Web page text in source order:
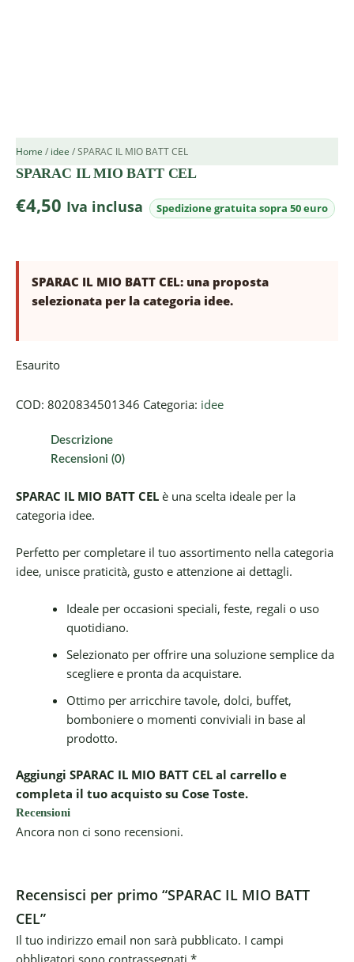
Home / idee / SPARAC IL MIO BATT CEL
SPARAC IL MIO BATT CEL
€4,50 Iva inclusa
SPARAC IL MIO BATT CEL: una proposta
selezionata per la categoria idee.
Esaurito
COD: 8020834501346 Categoria: idee
Descrizione
Recensioni (0)
SPARAC IL MIO BATT CEL è una scelta ideale per la
categoria idee.
Perfetto per completare il tuo assortimento nella categoria
idee, unisce praticità, gusto e attenzione ai dettagli.
Ideale per occasioni speciali, feste, regali o uso
quotidiano.
Selezionato per offrire una soluzione semplice da
scegliere e pronta da acquistare.
Ottimo per arricchire tavole, dolci, buffet,
bomboniere o momenti conviviali in base al
prodotto.
Aggiungi SPARAC IL MIO BATT CEL al carrello e
completa il tuo acquisto su Cose Toste.
Recensioni
Ancora non ci sono recensioni.
Recensisci per primo “SPARAC IL MIO BATT
CEL”
Il tuo indirizzo email non sarà pubblicato. I campi
obbligatori sono contrassegnati *